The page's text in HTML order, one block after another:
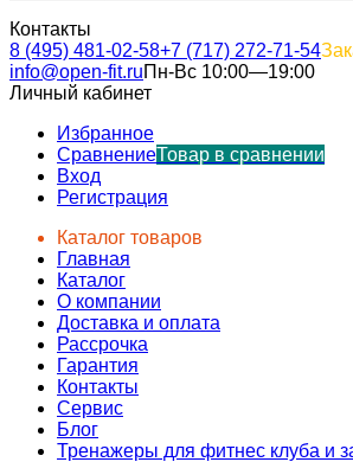
Контакты
8 (495) 481-02-58+7 (717) 272-71-54
info@open-fit.ruПн-Вс 10:00—19:00
Личный кабинет
Избранное
СравнениеТовар в сравнении
Вход
Регистрация
Каталог товаров
Главная
Каталог
О компании
Доставка и оплата
Рассрочка
Гарантия
Контакты
Сервис
Блог
Тренажеры для фитнес клуба и